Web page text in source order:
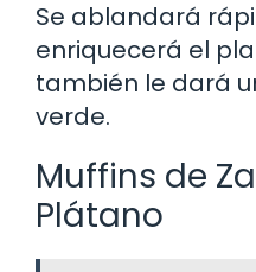
Se ablandará
enriquecerá el
también le dará
verde.
Muffins de
Plátano